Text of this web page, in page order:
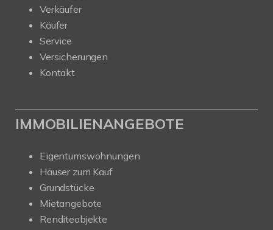
Verkäufer
Käufer
Service
Versicherungen
Kontakt
IMMOBILIENANGEBOTE
Eigentumswohnungen
Häuser zum Kauf
Grundstücke
Mietangebote
Renditeobjekte